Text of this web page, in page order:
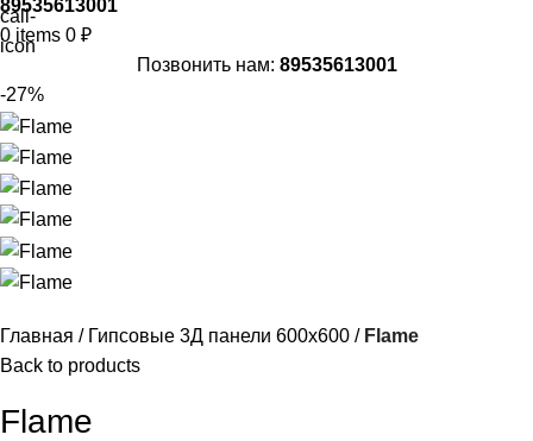
89535613001
0 items 0 ₽
Позвонить нам: 89535613001
-27%
Главная Гипсовые 3Д панели 600x600
Flame
Back to products
Flame